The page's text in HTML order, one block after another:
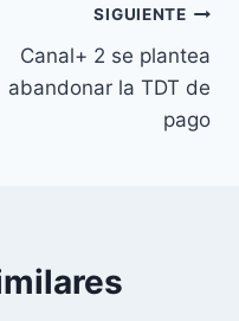
SIGUIENTE
Canal+ 2 se plantea
abandonar la TDT de
pago